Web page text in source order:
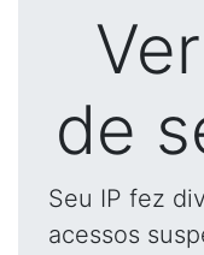
de
Seu IP fez
acessos